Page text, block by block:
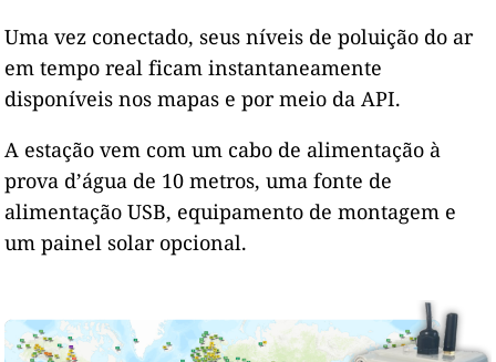
Uma vez conectado, seus níveis de poluição do ar
em tempo real ficam instantaneamente
disponíveis nos mapas e por meio da API.
A estação vem com um cabo de alimentação à
prova d’água de 10 metros, uma fonte de
alimentação USB, equipamento de montagem e
um painel solar opcional.